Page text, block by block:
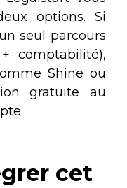
options. Si
seul parcours
comptabilité),
Shine ou
gratuite au
cet